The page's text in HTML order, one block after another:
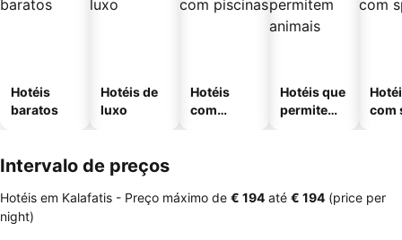
Hotéis
baratos
Hotéis de
luxo
Hotéis
com
Hotéis que
permitem
com
Intervalo de preços
Hotéis em Kalafatis - Preço máximo de ‎€ 194 até ‎€ 194 (price per
night)